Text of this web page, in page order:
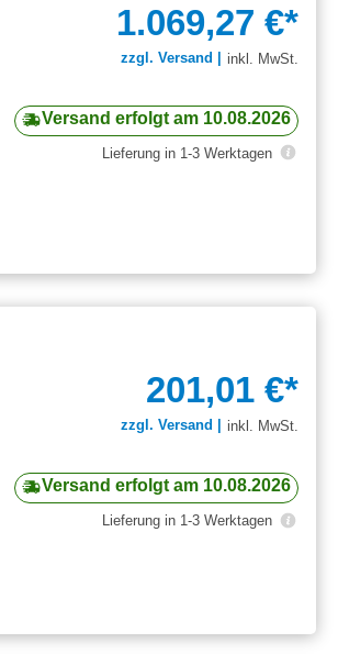
1.069,27 €*
zzgl. Versand | inkl. MwSt.
Versand erfolgt am 10.08.2026
Lieferung in 1-3 Werktagen
201,01 €*
zzgl. Versand | inkl. MwSt.
Versand erfolgt am 10.08.2026
Lieferung in 1-3 Werktagen